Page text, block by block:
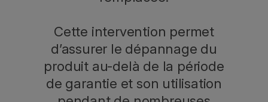
Cette intervention permet
d’assurer le dépannage du
produit au-delà de la période
de garantie et son utilisation